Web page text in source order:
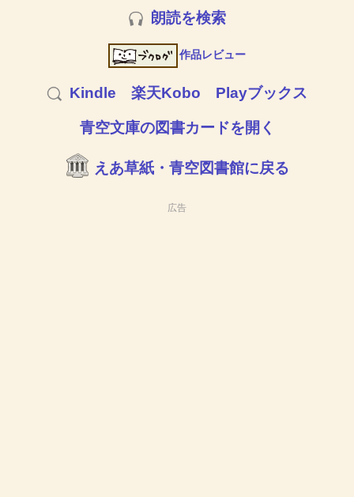
朗読を検索
作品レビュー
Kindle 楽天Kobo Playブックス
青空文庫の図書カードを開く
えあ草紙・青空図書館に戻る
広告